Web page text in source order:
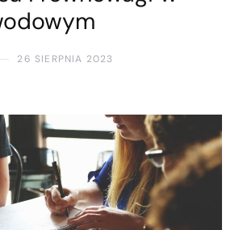
26 SIERPNIA 2023